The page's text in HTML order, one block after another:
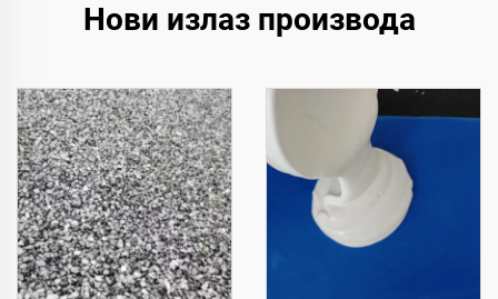
Нови излаз производа